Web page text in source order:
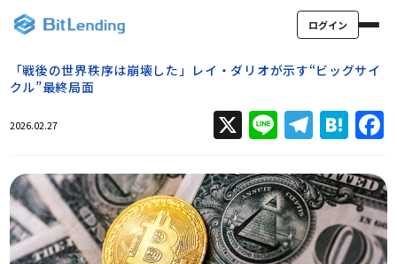
ログイン
「戦後の世界秩序は崩壊した」レイ・ダリオが示す“ビッグサイ
クル”最終局面
2026.02.27 X Line